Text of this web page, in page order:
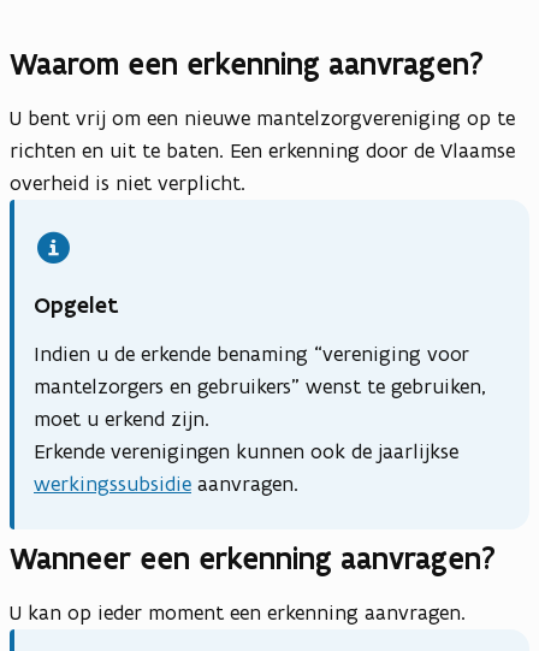
Waarom een erkenning aanvragen?
U bent vrij om een nieuwe mantelzorgvereniging op te
richten en uit te baten. Een erkenning door de Vlaamse
overheid is niet verplicht.
Opgelet
Indien u de erkende benaming “vereniging voor
mantelzorgers en gebruikers” wenst te gebruiken,
moet u erkend zijn.
Erkende verenigingen kunnen ook de jaarlijkse
werkingssubsidie aanvragen.
Wanneer een erkenning aanvragen?
U kan op ieder moment een erkenning aanvragen.